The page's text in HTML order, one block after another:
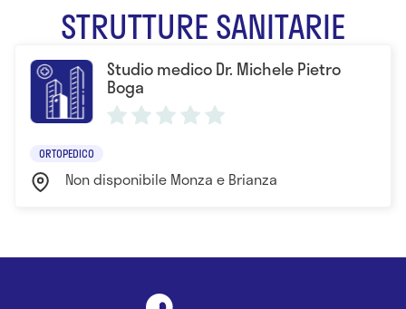
STRUTTURE SANITARIE
Studio medico Dr. Michele Pietro
Boga
ORTOPEDICO
Non disponibile Monza e Brianza